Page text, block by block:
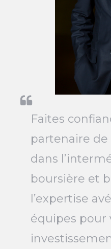
Faites
partenaire
dans
boursière et
l’expertise
équipes pour